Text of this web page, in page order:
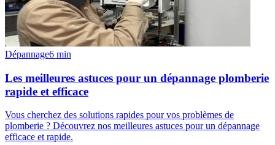
Dépannage6 min
Les meilleures astuces pour un dépannage plomberie
rapide et efficace
Vous cherchez des solutions rapides pour vos problèmes de
plomberie ? Découvrez nos meilleures astuces pour un dépannage
efficace et rapide.